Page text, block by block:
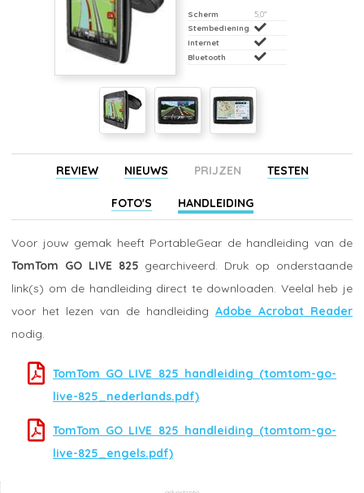
Scherm
5,0"
Stembediening
Internet
Bluetooth
REVIEW NIEUWS PRIJZEN TESTEN
FOTO'S HANDLEIDING
Voor jouw gemak heeft PortableGear de handleiding van de
TomTom GO LIVE 825 gearchiveerd. Druk op onderstaande
link(s) om de handleiding direct te downloaden. Veelal heb je
voor het lezen van de handleiding Adobe Acrobat Reader
nodig.
TomTom GO LIVE 825 handleiding (tomtom-go-
live-825_nederlands.pdf)
TomTom GO LIVE 825 handleiding (tomtom-go-
live-825_engels.pdf)